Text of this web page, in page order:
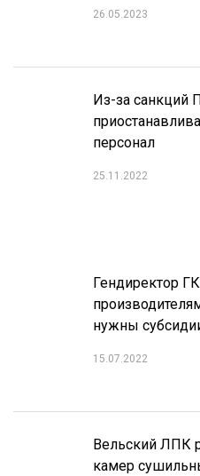
26.05.2023
Из-за санкций
персонал
25.11.2022
Гендиректор
нужны
15.07.2022
Вельский ЛПК
камер